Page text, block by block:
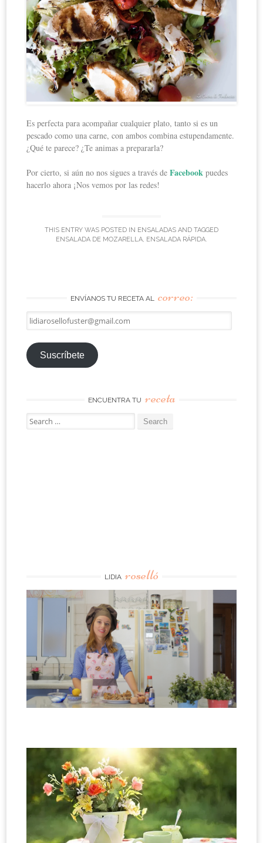
Es perfecta para acompañar cualquier plato, tanto si es un
pescado como una carne, con ambos combina estupendamente.
¿Qué te parece? ¿Te animas a prepararla?
Por cierto, si aún no nos sigues a través deFacebook puedes
hacerlo ahora ¡Nos vemos por las redes!
THIS ENTRY WAS POSTED IN ENSALADAS AND TAGGED
ENSALADA DE MOZARELLA, ENSALADA RÁPIDA.
ENVÍANOS TU RECETA AL correo:
lidiarosellofuster@gmail.com
Suscríbete
ENCUENTRA TU receta
Search
for:
LIDIA roselló